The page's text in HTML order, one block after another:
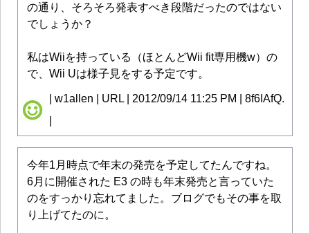
の通り、そろそろ発表すべき段階だったのではない
でしょうか？
私はWiiを持っている（ほとんどWii fit専用機w）の
で、Wii Uは様子見をする予定です。
| w1allen | URL | 2012/09/14 11:25 PM | 8f6IAfQ.
今年1月時点で年末の発売を予定してたんですね。
6月に開催された E3 の時も年末発売と言っていた
のをすっかり忘れてました。ブログでもその事を取
り上げてたのに。